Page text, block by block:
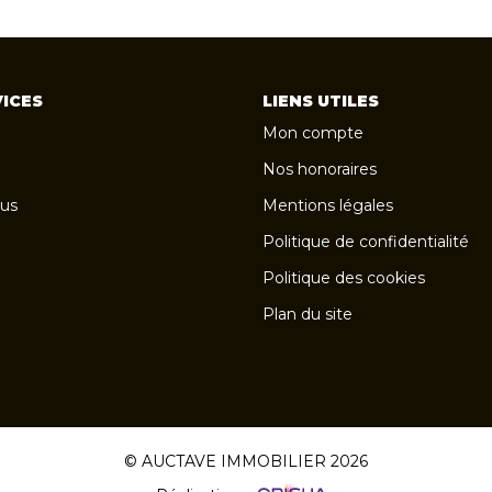
LIENS UTILES
Mon compte
Nos honoraires
Mentions légales
Politique de confidentialité
Politique des cookies
Plan du site
© AUCTAVE IMMOBILIER 2026